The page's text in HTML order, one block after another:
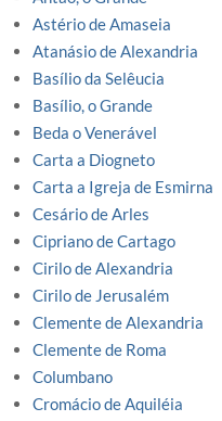
Astério de Amaseia
Atanásio de Alexandria
Basílio da Selêucia
Basílio, o Grande
Beda o Venerável
Carta a Diogneto
Carta a Igreja de Esmirna
Cesário de Arles
Cipriano de Cartago
Cirilo de Alexandria
Cirilo de Jerusalém
Clemente de Alexandria
Clemente de Roma
Columbano
Cromácio de Aquiléia